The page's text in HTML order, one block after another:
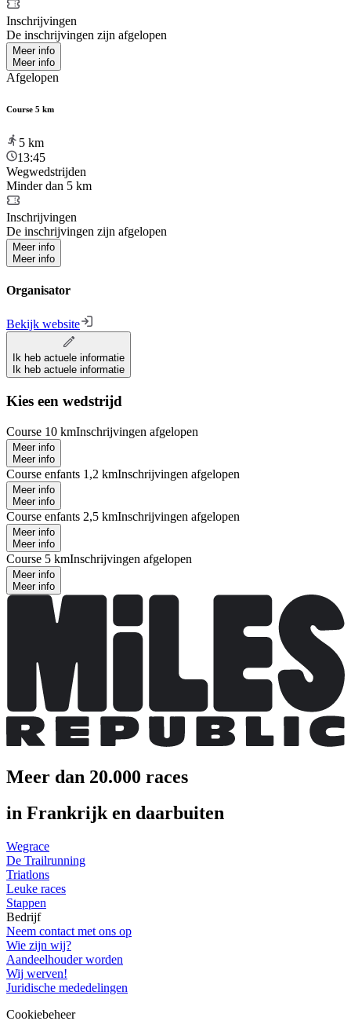
Inschrijvingen
De inschrijvingen zijn afgelopen
Meer info
Meer info
Afgelopen
Course 5 km
5 km
13:45
Wegwedstrijden
Minder dan 5 km
Inschrijvingen
De inschrijvingen zijn afgelopen
Meer info
Meer info
Organisator
Bekijk website
Ik heb actuele informatie
Ik heb actuele informatie
Kies een wedstrijd
Course 10 kmInschrijvingen afgelopen
Meer info
Meer info
Course enfants 1,2 kmInschrijvingen afgelopen
Meer info
Meer info
Course enfants 2,5 kmInschrijvingen afgelopen
Meer info
Meer info
Course 5 kmInschrijvingen afgelopen
Meer info
Meer info
Meer dan 20.000 races
in Frankrijk en daarbuiten
Wegrace
De Trailrunning
Triatlons
Leuke races
Stappen
Bedrijf
Neem contact met ons op
Wie zijn wij?
Aandeelhouder worden
Wij werven!
Juridische mededelingen
Cookiebeheer